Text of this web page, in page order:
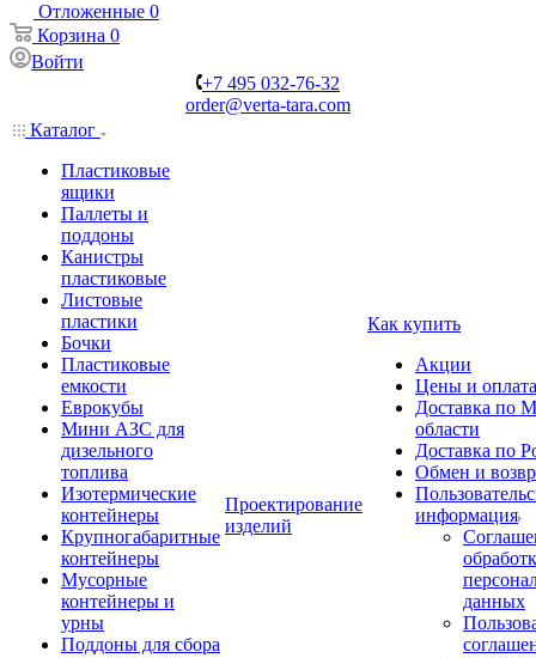
Отложенные 0
Корзина 0
Войти
+7 495 032-76-32
order@verta-tara.com
Каталог
Пластиковые
ящики
Паллеты и
поддоны
Канистры
пластиковые
Листовые
пластики
Бочки
Пластиковые
емкости
Еврокубы
Мини АЗС для
дизельного
топлива
Изотермические
контейнеры
Крупногабаритные
контейнеры
Мусорные
контейнеры и
урны
Поддоны для сбора
Проектирование
изделий
Как купить
Акции
Цены и оплата
Доставка по
области
Доставка по
Обмен и
информация
данных